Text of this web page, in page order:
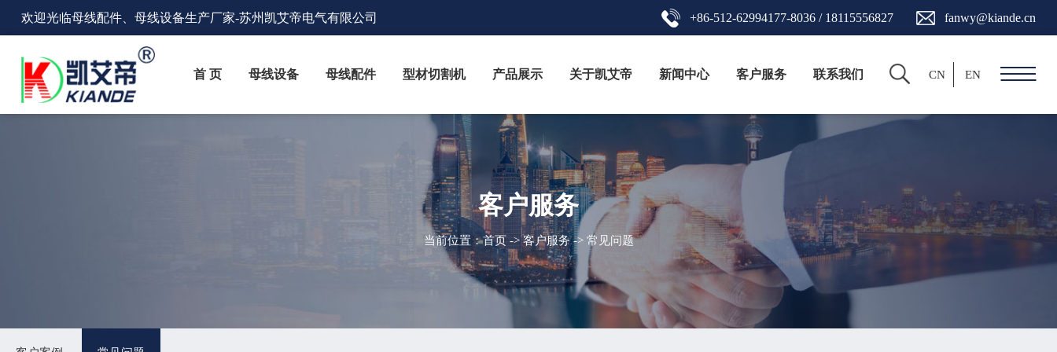
欢迎光临母线配件、母线设备生产厂家-苏州凯艾帝电气有限公司 +86-512-62994177-8036 / 18115556827 fanwy@kiande.cn
首 页 母线设备 母线配件 型材切割机 产品展示 关于凯艾帝 新闻中心 客户服务 联系我们 CN EN
客户服务
当前位置：首页->客户服务-> 常见问题